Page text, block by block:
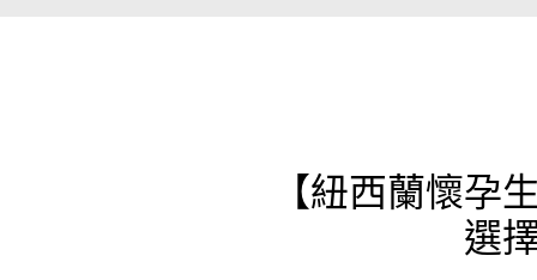
【紐西蘭懷孕
選